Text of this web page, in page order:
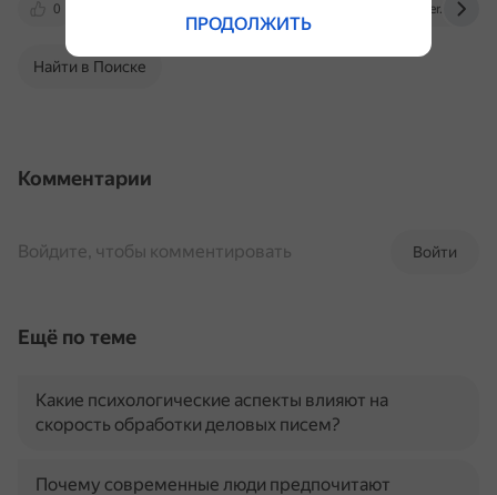
0 lifehacker.ru
Найти в Поиске
Комментарии
Войти
Войдите, чтобы комментировать
Ещё по теме
Какие психологические аспекты влияют на
скорость обработки деловых писем?
Почему современные люди предпочитают
ПРОДОЛЖИТЬ